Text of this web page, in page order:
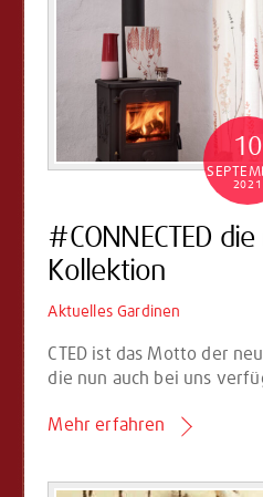
10
2021
#CONNECTED
Kollektion
Aktuelles Gardinen
CTED ist das Motto der
die nun auch bei uns
Mehr erfahren